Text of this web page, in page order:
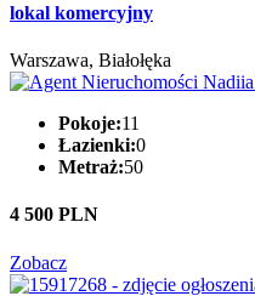
lokal komercyjny
Warszawa, Białołęka
Pokoje:11
Łazienki:0
Metraż:50
4 500 PLN
Zobacz